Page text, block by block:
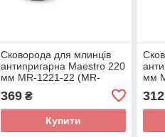
Сковорода для млинців
антипригарна Maestro 220
мм MR-1221-22 (MR-
369₴
Купити
мм
312